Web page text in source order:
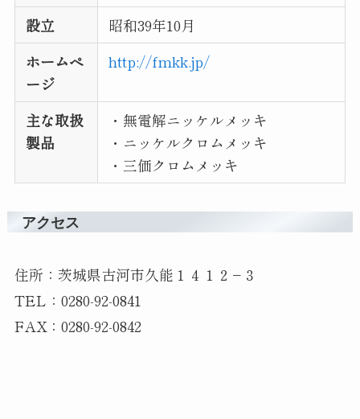
設立
昭和39年10月
ホームペ
ージ
http://fmkk.jp/
主な取扱
製品
・無電解ニッケルメッキ
・ニッケルクロムメッキ
・三価クロムメッキ
アクセス
住所：茨城県古河市久能１４１２−３
TEL：0280-92-0841
FAX：0280-92-0842